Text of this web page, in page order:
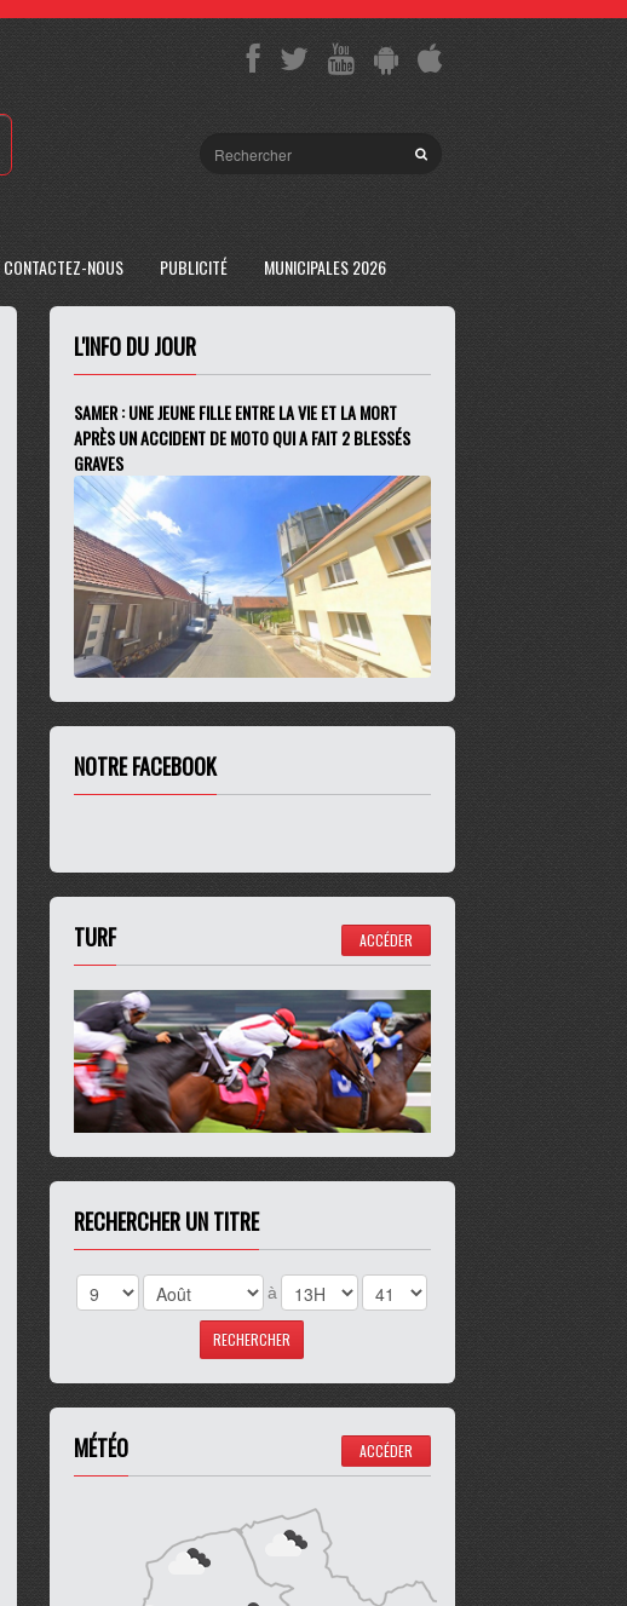
CONTACTEZ-NOUS PUBLICITÉ MUNICIPALES 2026
L'INFO DU JOUR
SAMER : UNE JEUNE FILLE ENTRE LA VIE ET LA MORT
APRÈS UN ACCIDENT DE MOTO QUI A FAIT 2 BLESSÉS
GRAVES
NOTRE FACEBOOK
TURF ACCÉDER
RECHERCHER UN TITRE
à
MÉTÉO ACCÉDER